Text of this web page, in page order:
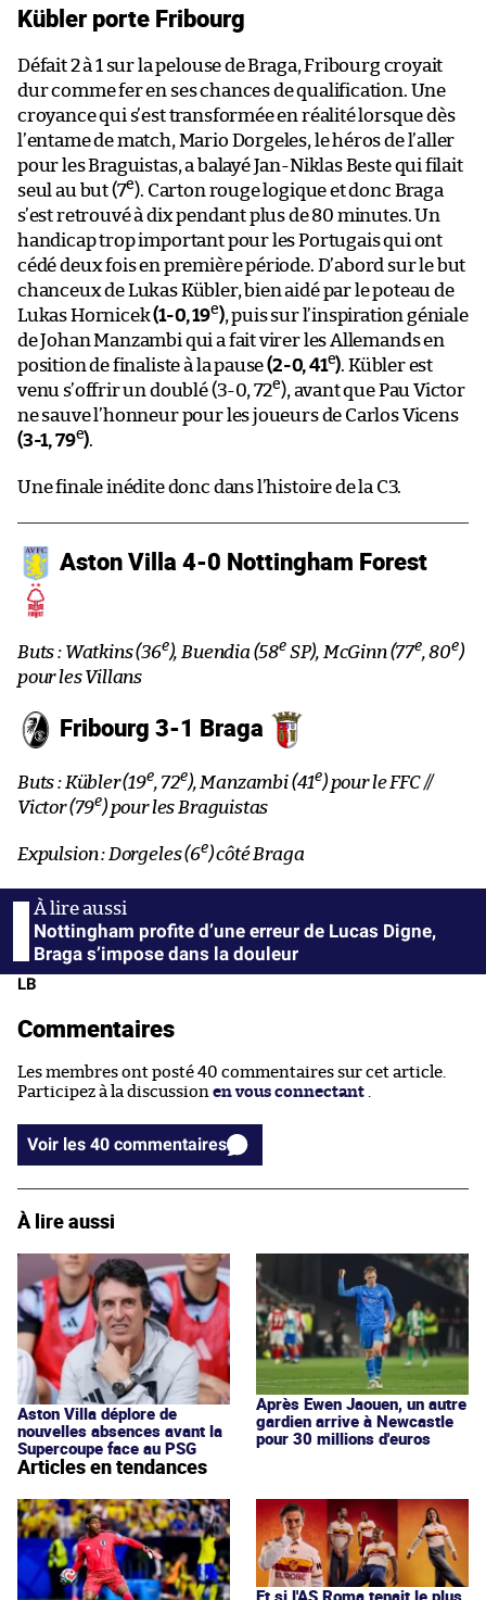
Kübler porte Fribourg
Défait 2 à 1 sur la pelouse de Braga, Fribourg croyait
dur comme fer en ses chances de qualification. Une
croyance qui s’est transformée en réalité lorsque dès
l’entame de match, Mario Dorgeles, le héros de l’aller
pour les Braguistas, a balayé Jan-Niklas Beste qui filait
seul au but (7e). Carton rouge logique et donc Braga
s’est retrouvé à dix pendant plus de 80 minutes. Un
handicap trop important pour les Portugais qui ont
cédé deux fois en première période. D’abord sur le but
chanceux de Lukas Kübler, bien aidé par le poteau de
Lukas Hornicek(1-0, 19e), puis sur l’inspiration géniale
de Johan Manzambi qui a fait virer les Allemands en
position de finaliste à la pause(2-0, 41e). Kübler est
venu s’offrir un doublé (3-0, 72e), avant que Pau Victor
ne sauve l’honneur pour les joueurs de Carlos Vicens
(3-1, 79e).
Une finale inédite donc dans l’histoire de la C3.
Aston Villa 4-0 Nottingham Forest
Buts : Watkins (36e), Buendia (58eSP), McGinn (77e, 80e)
pour les Villans
Fribourg 3-1 Braga
Buts : Kübler (19e, 72e), Manzambi (41e) pour le FFC //
Victor (79e) pour les Braguistas
Expulsion : Dorgeles (6e) côté Braga
Nottingham profite d’une erreur de Lucas Digne,
Braga s’impose dans la douleur
LB
Commentaires
Les membres ont posté 40 commentaires sur cet article.
Participez à la discussion en vous connectant .
Voir les 40 commentaires
À lire aussi
Aston Villa déplore de
nouvelles absences avant la
Supercoupe face au PSG
Après Ewen Jaouen, un autre
gardien arrive à Newcastle
pour 30 millions d'euros
Articles en tendances